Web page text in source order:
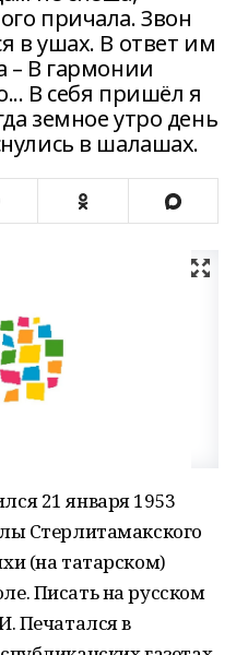
причала. Звон
в ушах. В ответ им
– В гармонии
В себя пришёл я
земное утро день
в шалашах.
21 января 1953
Стерлитамакского
(на татарском)
Писать на русском
Печатался в